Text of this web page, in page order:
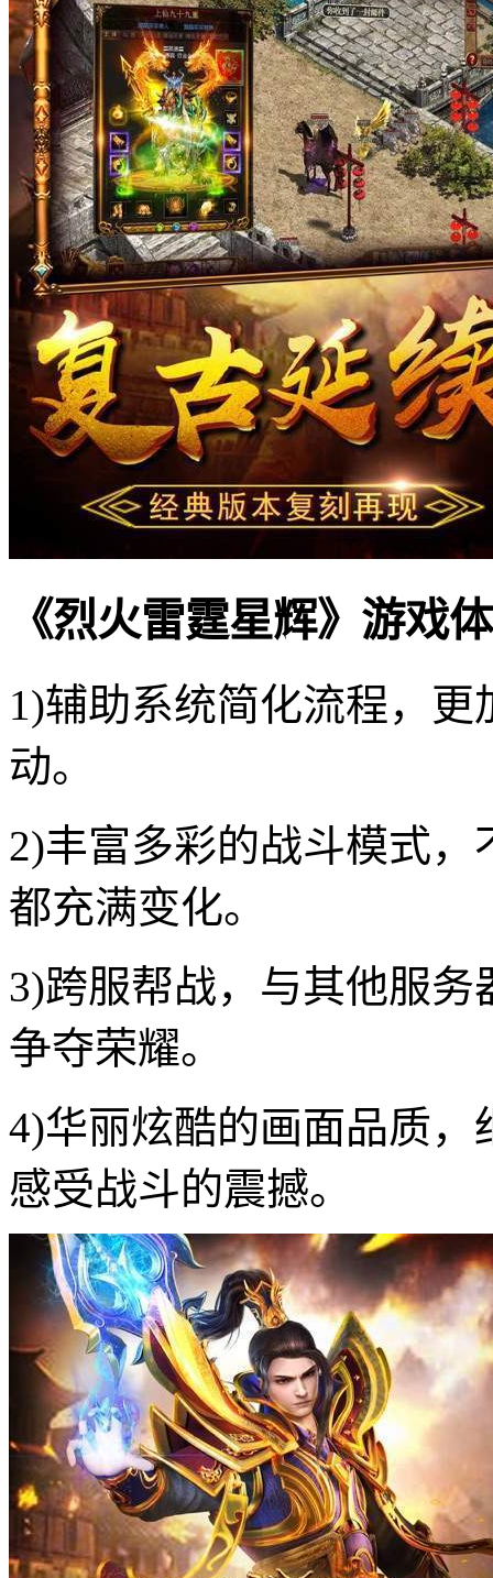
《烈火雷霆星辉》游戏
1)辅助系统简化流程，
动。
2)丰富多彩的战斗模式
都充满变化。
3)跨服帮战，与其他服
争夺荣耀。
4)华丽炫酷的画面品质
感受战斗的震撼。